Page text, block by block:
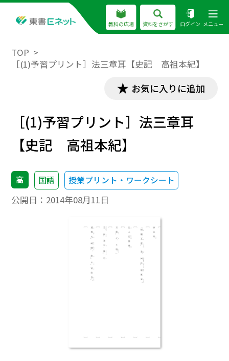
教科の広場 資料をさがす ログイン メニュー
TOP
［(1)予習プリント］法三章耳【史記 高祖本紀】
お気に入りに追加
［(1)予習プリント］法三章耳
【史記 高祖本紀】
高 国語 授業プリント・ワークシート
公開日： 2014年08月11日